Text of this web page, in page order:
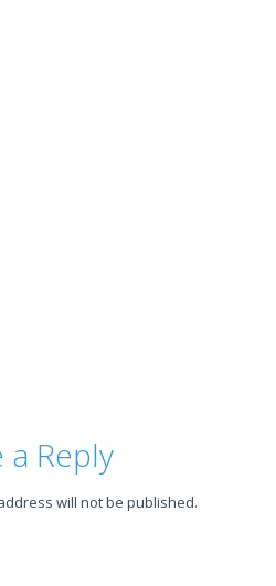
a Reply
will not be published.